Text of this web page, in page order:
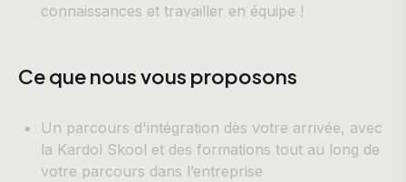
connaissances et travailler en équipe !
Ce que nous vous proposons
Un parcours d'intégration dès votre arrivée, avec
la Kardol Skool et des formations tout au long de
votre parcours dans l’entreprise